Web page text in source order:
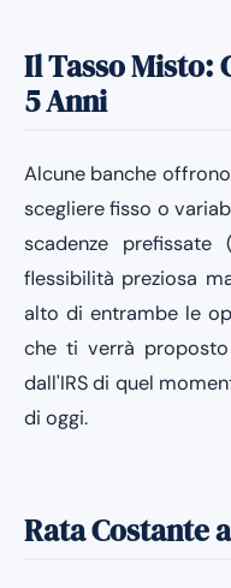
Il Tasso Misto:
5 Anni
Alcune banche
scegliere fisso o
scadenze
flessibilità preziosa
alto di entrambe le
che ti verrà
dall'IRS di quel
di oggi.
Rata Costante